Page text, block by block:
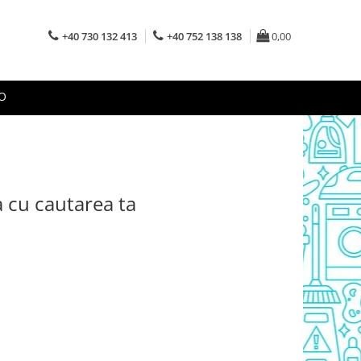
+40 730 132 413 +40 752 138 138 0,00
cu cautarea ta